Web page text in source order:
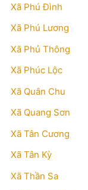
Xã Phú Đình
Xã Phú Lương
Xã Phủ Thông
Xã Phúc Lộc
Xã Quân Chu
Xã Quang Sơn
Xã Tân Cương
Xã Tân Kỳ
Xã Thần Sa